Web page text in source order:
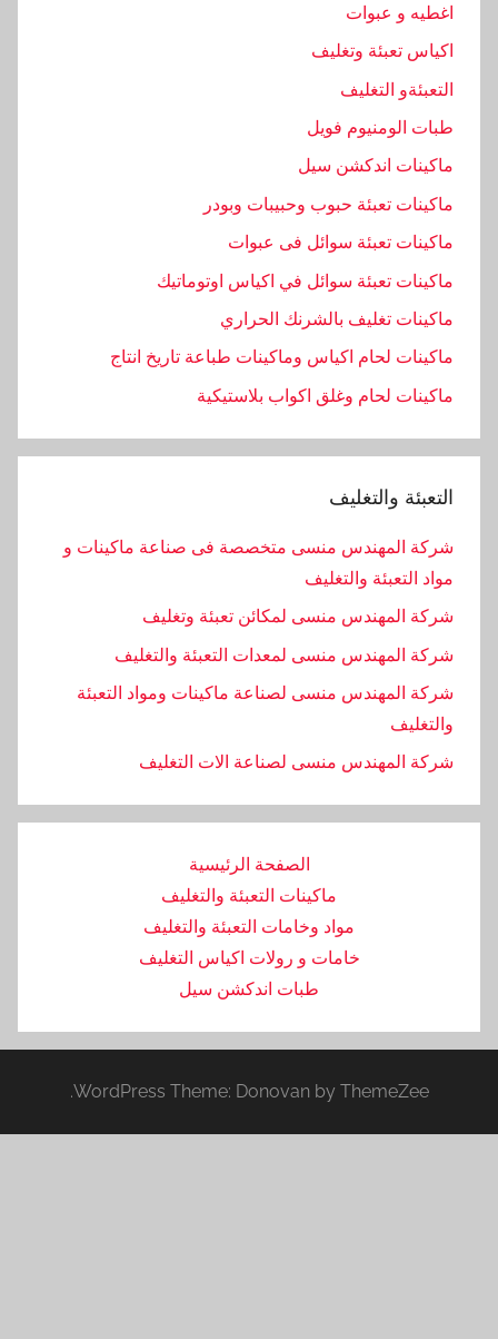
اغطيه و عبوات
اكياس تعبئة وتغليف
التعبئةو التغليف
طبات الومنيوم فويل
ماكينات اندكشن سيل
ماكينات تعبئة حبوب وحبيبات وبودر
ماكينات تعبئة سوائل فى عبوات
ماكينات تعبئة سوائل في اكياس اوتوماتيك
ماكينات تغليف بالشرنك الحراري
ماكينات لحام اكياس وماكينات طباعة تاريخ انتاج
ماكينات لحام وغلق اكواب بلاستيكية
التعبئة والتغليف
شركة المهندس منسى متخصصة فى صناعة ماكينات و
مواد التعبئة والتغليف
شركة المهندس منسى لمكائن تعبئة وتغليف
شركة المهندس منسى لمعدات التعبئة والتغليف
شركة المهندس منسى لصناعة ماكينات ومواد التعبئة
والتغليف
‏شركة المهندس منسى لصناعة الات التغليف
الصفحة الرئيسية
ماكينات التعبئة والتغليف
مواد وخامات التعبئة والتغليف
خامات و رولات اكياس التغليف
طبات اندكشن سيل
WordPress Theme: Donovan by ThemeZee.